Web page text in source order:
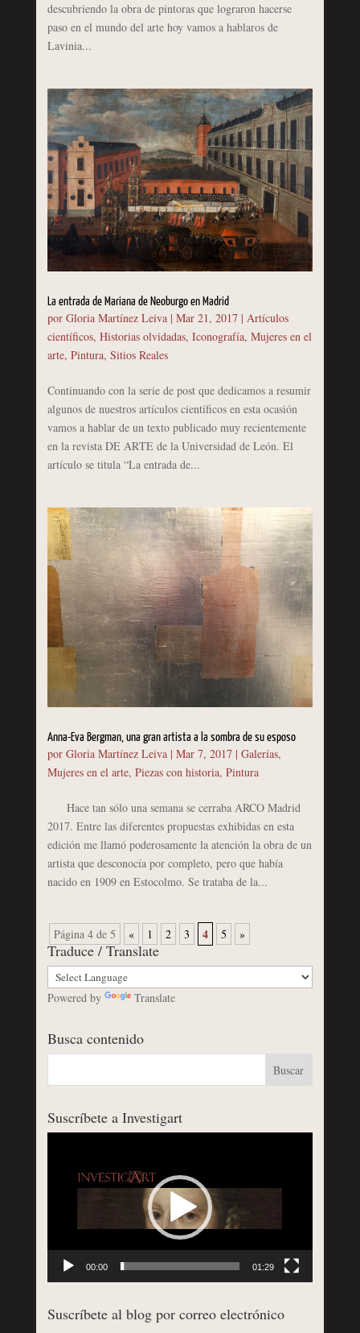
descubriendo la obra de pintoras que lograron hacerse
paso en el mundo del arte hoy vamos a hablaros de
Lavinia...
La entrada de Mariana de Neoburgo en Madrid
por Gloria Martínez Leiva| Mar 21, 2017| Artículos
científicos, Historias olvidadas, Iconografía, Mujeres en el
arte, Pintura, Sitios Reales
Continuando con la serie de post que dedicamos a resumir
algunos de nuestros artículos científicos en esta ocasión
vamos a hablar de un texto publicado muy recientemente
en la revista DE ARTE de la Universidad de León. El
artículo se titula “La entrada de...
Anna-Eva Bergman, una gran artista a la sombra de su esposo
por Gloria Martínez Leiva| Mar 7, 2017| Galerías,
Mujeres en el arte, Piezas con historia, Pintura
Hace tan sólo una semana se cerraba ARCO Madrid
2017. Entre las diferentes propuestas exhibidas en esta
edición me llamó poderosamente la atención la obra de un
artista que desconocía por completo, pero que había
nacido en 1909 en Estocolmo. Se trataba de la...
Página 4 de 5 « 1 2 3 4 5 »
Traduce / Translate
Powered by Translate
Busca contenido
Suscríbete a Investigart
00:00 01:29
Suscríbete al blog por correo electrónico